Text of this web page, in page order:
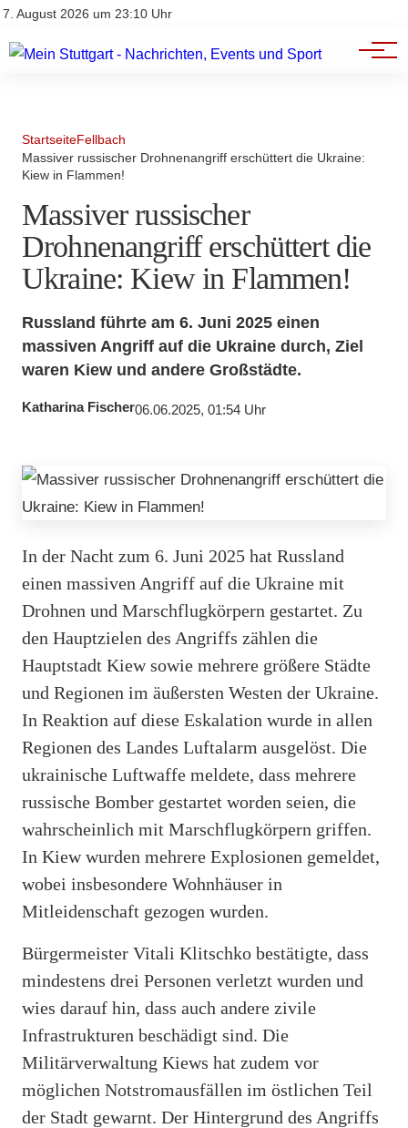
7. August 2026 um 23:10 Uhr
Impressum
Branchenbuch
Werbung
StartseiteFellbach
Massiver russischer Drohnenangriff erschüttert die Ukraine:
Kiew in Flammen!
Massiver russischer
Drohnenangriff erschüttert die
Ukraine: Kiew in Flammen!
Russland führte am 6. Juni 2025 einen
massiven Angriff auf die Ukraine durch, Ziel
waren Kiew und andere Großstädte.
Katharina Fischer06.06.2025, 01:54 Uhr
In der Nacht zum 6. Juni 2025 hat Russland
einen massiven Angriff auf die Ukraine mit
Drohnen und Marschflugkörpern gestartet. Zu
den Hauptzielen des Angriffs zählen die
Hauptstadt Kiew sowie mehrere größere Städte
und Regionen im äußersten Westen der Ukraine.
In Reaktion auf diese Eskalation wurde in allen
Regionen des Landes Luftalarm ausgelöst. Die
ukrainische Luftwaffe meldete, dass mehrere
russische Bomber gestartet worden seien, die
wahrscheinlich mit Marschflugkörpern griffen.
In Kiew wurden mehrere Explosionen gemeldet,
wobei insbesondere Wohnhäuser in
Mitleidenschaft gezogen wurden.
Bürgermeister Vitali Klitschko bestätigte, dass
mindestens drei Personen verletzt wurden und
wies darauf hin, dass auch andere zivile
Infrastrukturen beschädigt sind. Die
Militärverwaltung Kiews hat zudem vor
möglichen Notstromausfällen im östlichen Teil
der Stadt gewarnt. Der Hintergrund des Angriffs